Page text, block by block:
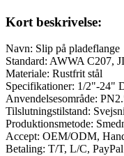
Kort beskrivelse:
Navn: Slip på pladeflange
Standard: AWWA C207,
Materiale: Rustfrit stål
Specifikationer: 1/2"-24"
Anvendelsesområde:
Tilslutningstilstand:
Produktionsmetode:
Accept: OEM/ODM,
Betaling: T/T, L/C, PayPal